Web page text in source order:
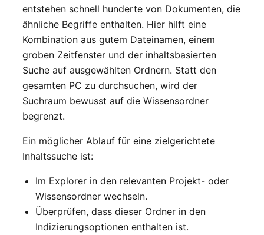
entstehen schnell hunderte von Dokumenten, die
ähnliche Begriffe enthalten. Hier hilft eine
Kombination aus gutem Dateinamen, einem
groben Zeitfenster und der inhaltsbasierten
Suche auf ausgewählten Ordnern. Statt den
gesamten PC zu durchsuchen, wird der
Suchraum bewusst auf die Wissensordner
begrenzt.
Ein möglicher Ablauf für eine zielgerichtete
Inhaltssuche ist:
Im Explorer in den relevanten Projekt- oder
Wissensordner wechseln.
Überprüfen, dass dieser Ordner in den
Indizierungsoptionen enthalten ist.